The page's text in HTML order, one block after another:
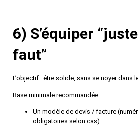
6) S’équiper
faut”
L’objectif : être solide, sans se noyer dans
Base minimale recommandée :
Un modèle de devis / facture
obligatoires selon cas).